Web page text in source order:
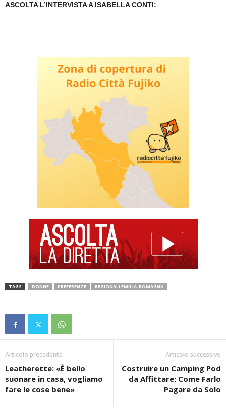
ASCOLTA L’INTERVISTA A ISABELLA CONTI:
TAGS DONNE PREFERENZE REGIONALI EMILIA-ROMAGNA
Articolo precedente
Leatherette: «È bello
suonare in casa, vogliamo
fare le cose bene»
Articolo successivo
Costruire un Camping Pod
da Affittare: Come Farlo
Pagare da Solo